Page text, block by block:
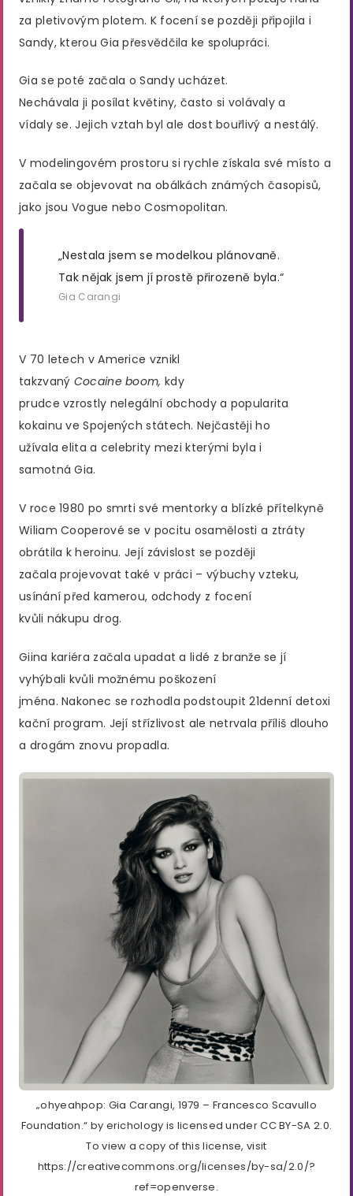
za pletivovým plotem. K focení se později připojila i
Sandy, kterou Gia přesvědčila ke spolupráci.
Gia se poté začala o Sandy ucházet.
Nechávala ji posílat květiny, často si volávaly a
vídaly se. Jejich vztah byl ale dost bouřlivý a nestálý.
V modelingovém prostoru si rychle získala své místo a
začala se objevovat na obálkách známých časopisů,
jako jsou Vogue nebo Cosmopolitan.
„Nestala jsem se modelkou plánovaně.
Tak nějak jsem jí prostě přirozeně byla.“
Gia Carangi
V 70 letech v Americe vznikl
takzvaný Cocaine boom, kdy
prudce vzrostly nelegální obchody a popularita
kokainu ve Spojených státech. Nejčastěji ho
užívala elita a celebrity mezi kterými byla i
samotná Gia.
V roce 1980 po smrti své mentorky a blízké přítelkyně
Wiliam Cooperové se v pocitu osamělosti a ztráty
obrátila k heroinu. Její závislost se později
začala projevovat také v práci – výbuchy vzteku,
usínání před kamerou, odchody z focení
kvůli nákupu drog.
Giina kariéra začala upadat a lidé z branže se jí
vyhýbali kvůli možnému poškození
jména. Nakonec se rozhodla podstoupit 21denní detoxi
kační program. Její střízlivost ale netrvala příliš dlouho
a drogám znovu propadla.
„ohyeahpop: Gia Carangi, 1979 – Francesco Scavullo
Foundation.“ by erichology is licensed under CC BY-SA 2.0.
To view a copy of this license, visit
https://creativecommons.org/licenses/by-sa/2.0/?
ref=openverse.